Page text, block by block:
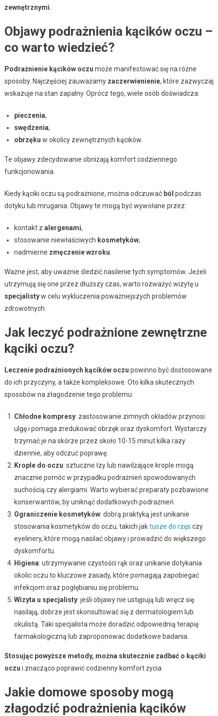
zewnętrznymi.
Objawy podrażnienia kącików oczu –
co warto wiedzieć?
Podrażnienie kącików oczu może manifestować się na różne
sposoby. Najczęściej zauważamy zaczerwienienie, które zazwyczaj
wskazuje na stan zapalny. Oprócz tego, wiele osób doświadcza:
pieczenia,
swędzenia,
obrzęku w okolicy zewnętrznych kącików.
Te objawy zdecydowanie obniżają komfort codziennego
funkcjonowania.
Kiedy kąciki oczu są podrażnione, można odczuwać ból podczas
dotyku lub mrugania. Objawy te mogą być wywołane przez:
kontakt z alergenami,
stosowanie niewłaściwych kosmetyków,
nadmierne zmęczenie wzroku
Ważne jest, aby uważnie śledzić nasilenie tych symptomów. Jeżeli
utrzymują się one przez dłuższy czas, warto rozważyć wizytę u
specjalistyw celu wykluczenia poważniejszych problemów
zdrowotnych.
Jak leczyć podrażnione zewnętrzne
kąciki oczu?
Leczenie podrażnionych kącików oczu powinno być dostosowane
do ich przyczyny, a także kompleksowe. Oto kilka skutecznych
sposobów na złagodzenie tego problemu:
Chłodne kompresy: zastosowanie zimnych okładów przynosi
ulgę i pomaga zredukować obrzęk oraz dyskomfort. Wystarczy
trzymać je na skórze przez około 10-15 minut kilka razy
dziennie, aby odczuć poprawę.
Krople do oczu: sztuczne łzy lub nawilżające krople mogą
znacznie pomóc w przypadku podrażnień spowodowanych
suchością czy alergiami. Warto wybierać preparaty pozbawione
konserwantów, by uniknąć dodatkowych podrażnień.
Ograniczenie kosmetyków: dobrą praktyką jest unikanie
stosowania kosmetyków do oczu, takich jaktusze do rzęs czy
eyelinery, które mogą nasilać objawy i prowadzić do większego
dyskomfortu.
Higiena: utrzymywanie czystości rąk oraz unikanie dotykania
okolic oczu to kluczowe zasady, które pomagają zapobiegać
infekcjom oraz pogłębianiu się problemu.
Wizyta u specjalisty: jeśli objawy nie ustępują lub wręcz się
nasilają, dobrze jest skonsultować się z dermatologiem lub
okulistą. Taki specjalista może doradzić odpowiednią terapię
farmakologiczną lub zaproponować dodatkowe badania.
Stosując powyższe metody, można skutecznie zadbać o kąciki
oczu i znacząco poprawić codzienny komfort życia.
Jakie domowe sposoby mogą
złagodzić podrażnienia kącików